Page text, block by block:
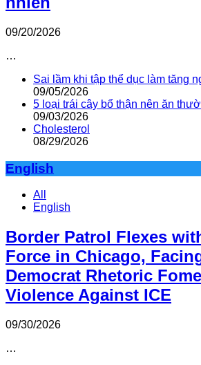
09/20/2026
…
Sai lầm khi tập thể dục làm tăng
09/05/2026
5 loại trái cây bổ thận nên ăn
09/03/2026
Cholesterol
08/29/2026
English
All
English
Border Patrol Flexes
Force in Chicago,
Democrat Rhetoric
Violence Against ICE
09/30/2026
…